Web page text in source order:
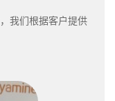
我们根据客户提供